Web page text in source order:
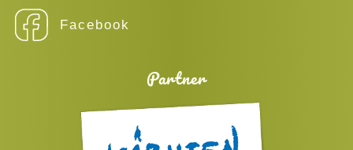
Facebook
Partner